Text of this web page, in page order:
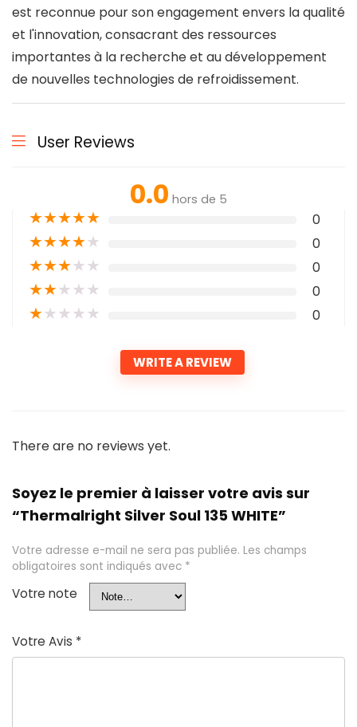
est reconnue pour son engagement envers la qualité
et l'innovation, consacrant des ressources
importantes à la recherche et au développement
de nouvelles technologies de refroidissement.
User Reviews
0.0 hors de 5
★★★★★ 0
★★★★★ 0
★★★★★ 0
★★★★★ 0
★★★★★ 0
WRITE A REVIEW
There are no reviews yet.
Soyez le premier à laisser votre avis sur
“Thermalright Silver Soul 135 WHITE”
Votre adresse e-mail ne sera pas publiée. Les champs
obligatoires sont indiqués avec *
Votre note
Votre Avis *